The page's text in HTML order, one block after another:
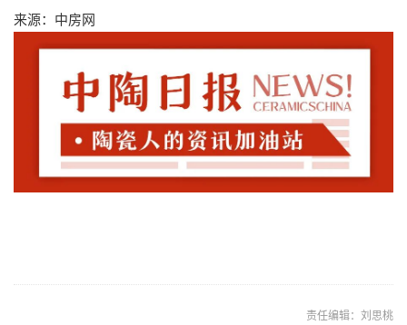
来源：中房网
责任编辑：刘思桃